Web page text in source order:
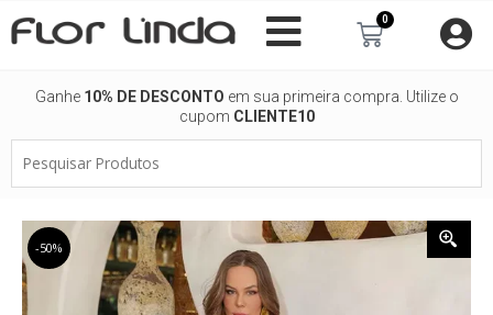
para
0
Carrinho
Ganhe 10% DE DESCONTO em sua primeira compra. Utilize o
cupom CLIENTE10
Produtos
-50%